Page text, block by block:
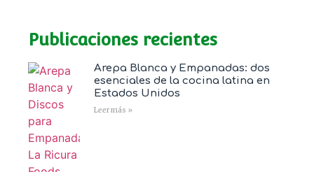
Publicaciones recientes
Arepa Blanca y Empanadas: dos
esenciales de la cocina latina en
Estados Unidos
Leer más »